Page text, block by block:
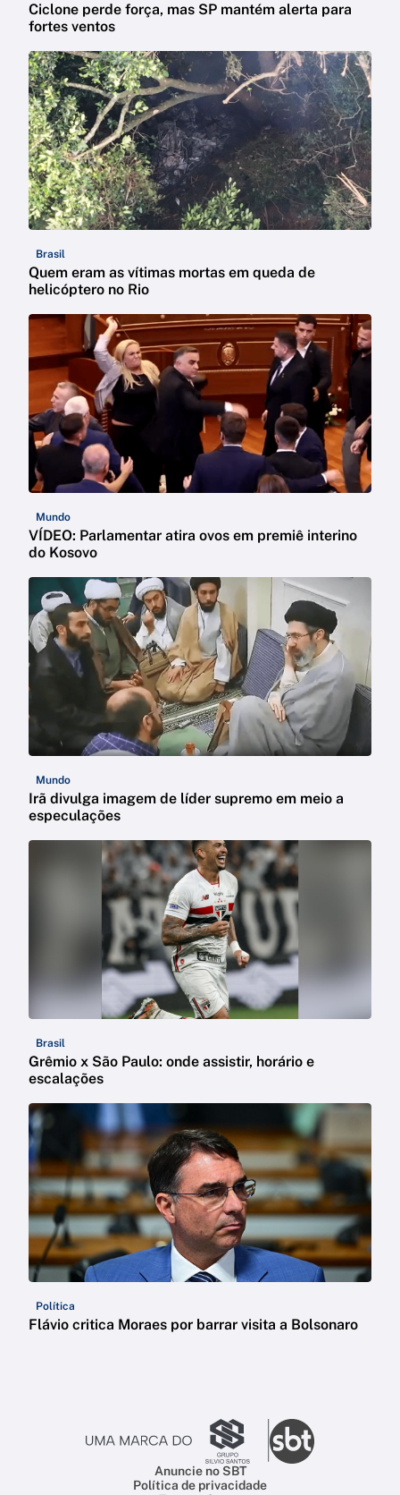
Ciclone perde força, mas SP mantém alerta para
fortes ventos
Brasil
Quem eram as vítimas mortas em queda de
helicóptero no Rio
Mundo
VÍDEO: Parlamentar atira ovos em premiê interino
do Kosovo
Mundo
Irã divulga imagem de líder supremo em meio a
especulações
Brasil
Grêmio x São Paulo: onde assistir, horário e
escalações
Política
Flávio critica Moraes por barrar visita a Bolsonaro
Anuncie no SBT
Política de privacidade